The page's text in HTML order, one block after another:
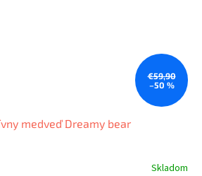
€59,90
–50 %
medveď Dreamy bear
Skladom